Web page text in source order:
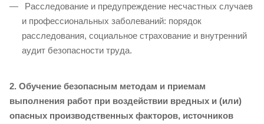
Расследование и предупреждение несчастных случаев
и профессиональных заболеваний: порядок
расследования, социальное страхование и внутренний
аудит безопасности труда.
2. Обучение безопасным методам и приемам
выполнения работ при воздействии вредных и (или)
опасных производственных факторов, источников